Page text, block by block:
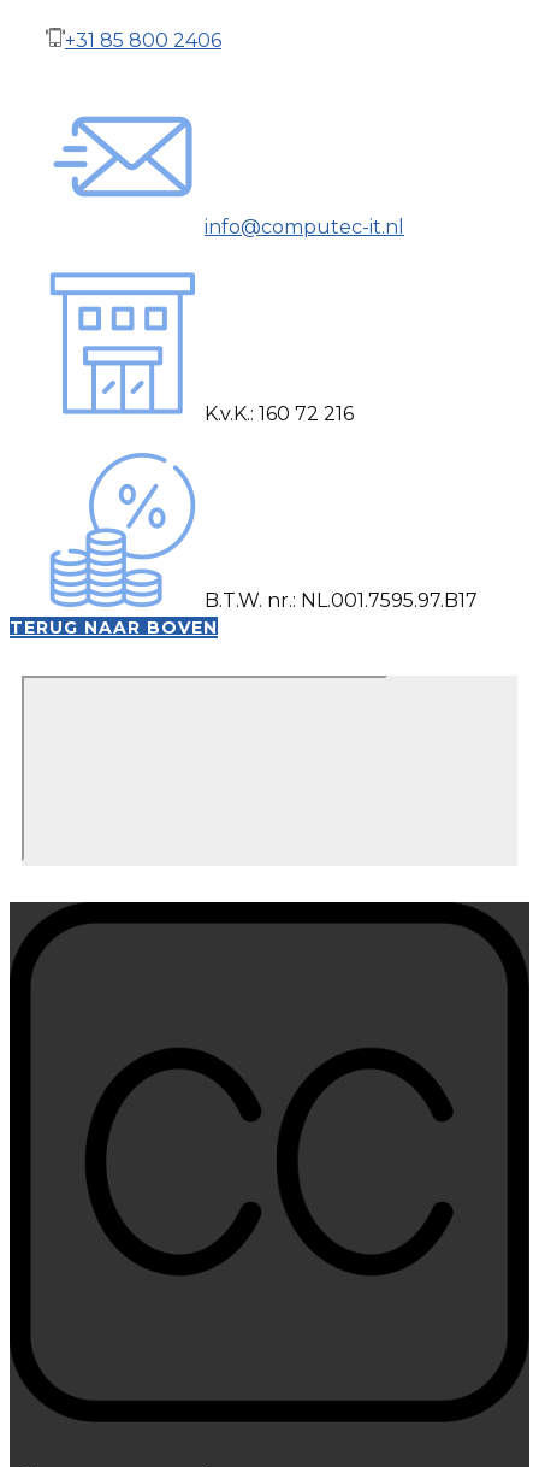
+31 85 800 2406
info@computec-it.nl
K.v.K.: 160 72 216
B.T.W. nr.: NL.001.7595.97.B17
TERUG NAAR BOVEN